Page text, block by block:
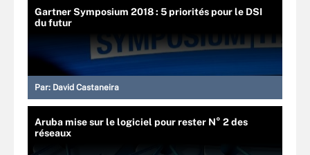
Gartner Symposium 2018 : 5 priorités pour le DSI
du futur
Par: David Castaneira
Aruba mise sur le logiciel pour rester N° 2 des
réseaux